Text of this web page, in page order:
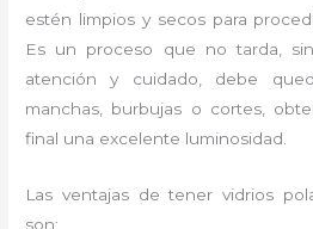
estén limpios y secos para
Es un proceso que no tarda,
atención y cuidado, debe
manchas, burbujas o cortes,
final una excelente luminosidad.
Las ventajas de tener vidrios
son: